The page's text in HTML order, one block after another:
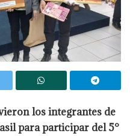
los integrantes de
para participar del 5°